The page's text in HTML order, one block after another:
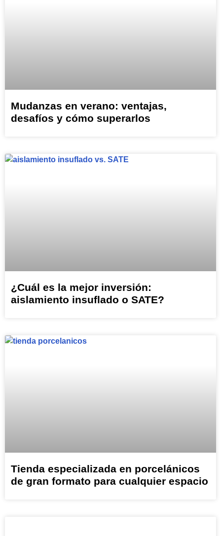
Mudanzas en verano: ventajas,
desafíos y cómo superarlos
¿Cuál es la mejor inversión:
aislamiento insuflado o SATE?
Tienda especializada en porcelánicos
de gran formato para cualquier espacio